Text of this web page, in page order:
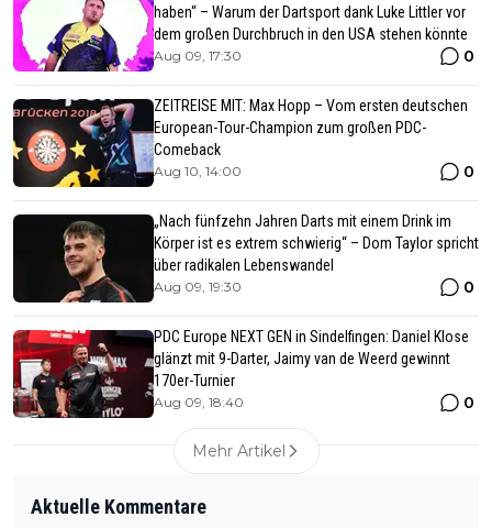
haben“ – Warum der Dartsport dank Luke Littler vor
dem großen Durchbruch in den USA stehen könnte
Aug 09, 17:30 0
ZEITREISE MIT: Max Hopp – Vom ersten deutschen
European-Tour-Champion zum großen PDC-
Comeback
Aug 10, 14:00 0
„Nach fünfzehn Jahren Darts mit einem Drink im
Körper ist es extrem schwierig“ – Dom Taylor spricht
über radikalen Lebenswandel
Aug 09, 19:30 0
PDC Europe NEXT GEN in Sindelfingen: Daniel Klose
glänzt mit 9-Darter, Jaimy van de Weerd gewinnt
170er-Turnier
Aug 09, 18:40 0
Mehr Artikel
Aktuelle Kommentare